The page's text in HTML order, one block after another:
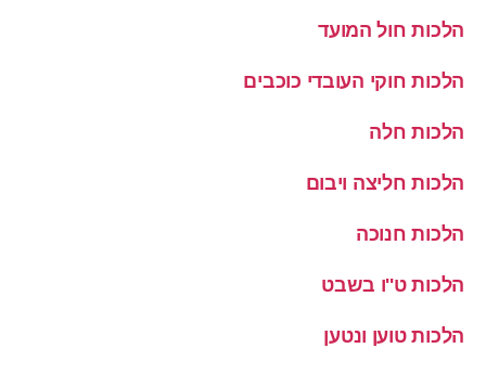
הלכות חול המועד
הלכות חוקי העובדי כוכבים
הלכות חלה
הלכות חליצה ויבום
הלכות חנוכה
הלכות ט''ו בשבט
הלכות טוען ונטען